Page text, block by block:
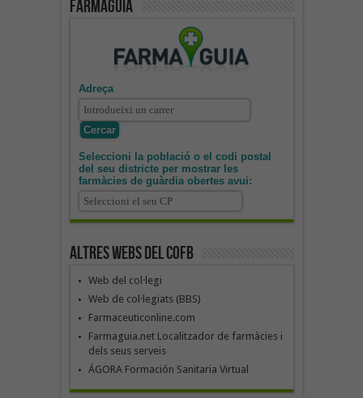
Farmaguia
Adreça
Seleccioni la població o el codi postal
del seu districte per mostrar les
farmàcies de guàrdia obertes avui:
Altres webs del COFB
Web del col·legi
Web de col·legiats (BBS)
Farmaceuticonline.com
Farmaguia.net Localitzador de farmàcies i
dels seus serveis
ÁGORA Formación Sanitaria Virtual